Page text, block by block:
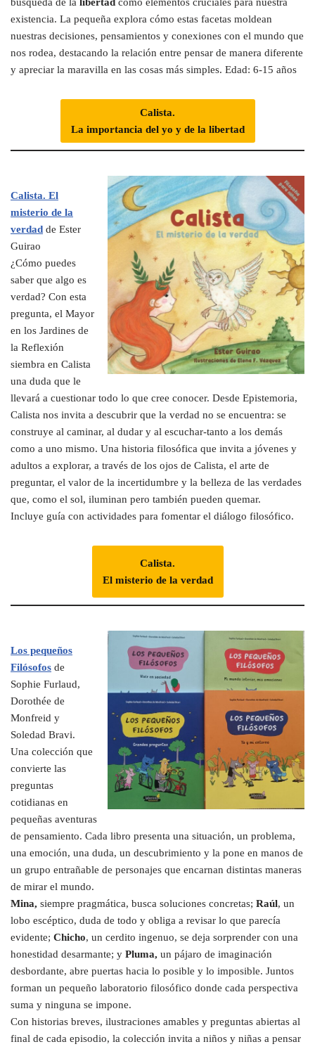
existencia. La pequeña explora cómo estas facetas moldean
nuestras decisiones, pensamientos y conexiones con el mundo que
nos rodea, destacando la relación entre pensar de manera diferente
y apreciar la maravilla en las cosas más simples. Edad: 6-15 años
Calista.
La importancia del yo y de la libertad
Calista. El
misterio de la
verdad de Ester
Guirao
¿Cómo puedes
saber que algo es
verdad? Con esta
pregunta, el Mayor
en los Jardines de
la Reflexión
siembra en Calista
una duda que le
llevará a cuestionar todo lo que cree conocer. Desde Epistemoria,
Calista nos invita a descubrir que la verdad no se encuentra: se
construye al caminar, al dudar y al escuchar-tanto a los demás
como a uno mismo. Una historia filosófica que invita a jóvenes y
adultos a explorar, a través de los ojos de Calista, el arte de
preguntar, el valor de la incertidumbre y la belleza de las verdades
que, como el sol, iluminan pero también pueden quemar.
Incluye guía con actividades para fomentar el diálogo filosófico.
Calista.
El misterio de la verdad
Los pequeños
Filósofos de
Sophie Furlaud,
Dorothée de
Monfreid y
Soledad Bravi.
Una colección que
convierte las
preguntas
cotidianas en
pequeñas aventuras
de pensamiento. Cada libro presenta una situación, un problema,
una emoción, una duda, un descubrimiento y la pone en manos de
un grupo entrañable de personajes que encarnan distintas maneras
de mirar el mundo.
Mina, siempre pragmática, busca soluciones concretas; Raúl, un
lobo escéptico, duda de todo y obliga a revisar lo que parecía
evidente; Chicho, un cerdito ingenuo, se deja sorprender con una
honestidad desarmante; y Pluma, un pájaro de imaginación
desbordante, abre puertas hacia lo posible y lo imposible. Juntos
forman un pequeño laboratorio filosófico donde cada perspectiva
suma y ninguna se impone.
Con historias breves, ilustraciones amables y preguntas abiertas al
final de cada episodio, la colección invita a niños y niñas a pensar